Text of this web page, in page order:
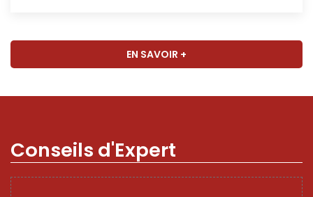
EN SAVOIR +
Conseils d'Expert